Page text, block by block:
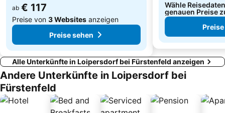
ab € 117
Preise von 3 Websites anzeigen
Preise sehen
Wähle
genauen Preise
Alle Unterkünfte in Loipersdorf bei Fürstenfeld anzeigen
Andere Unterkünfte in Loipersdorf bei
Fürstenfeld